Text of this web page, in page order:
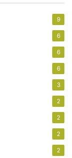
9
6
6
6
3
2
2
2
2